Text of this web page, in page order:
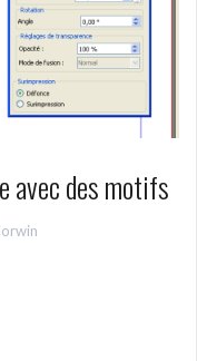
avec des motifs